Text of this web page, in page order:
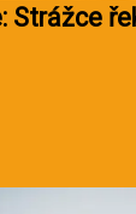
Strážce